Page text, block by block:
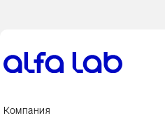
Компания